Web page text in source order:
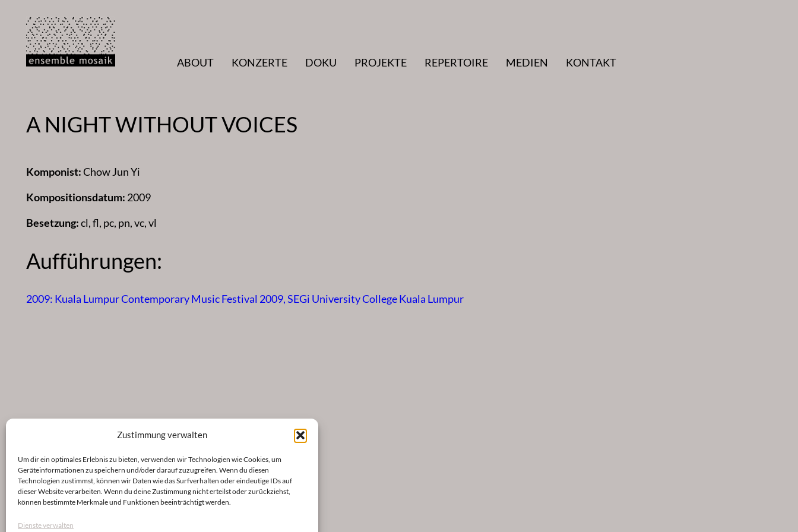
Zustimmung verwalten
Um dir ein optimales Erlebnis zu bieten, verwenden wir Technologien wie Cookies, um
Geräteinformationen zu speichern und/oder darauf zuzugreifen. Wenn du diesen
Technologien zustimmst, können wir Daten wie das Surfverhalten oder eindeutige IDs auf
dieser Website verarbeiten. Wenn du deine Zustimmung nicht erteilst oder zurückziehst,
können bestimmte Merkmale und Funktionen beeinträchtigt werden.
Dienste verwalten
Inhalt
springen
ABOUT
KONZERTE DOKU PROJEKTE REPERTOIRE MEDIEN KONTAKT
A NIGHT WITHOUT VOICES
Komponist:Chow Jun Yi
Kompositionsdatum: 2009
Besetzung:cl, fl, pc, pn, vc, vl
Aufführungen:
2009: Kuala Lumpur Contemporary Music Festival 2009, SEGi University College Kuala Lumpur